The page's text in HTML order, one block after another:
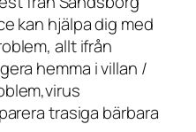
kan hjälpa dig med
allt ifrån
hemma i villan /
trasiga bärbara